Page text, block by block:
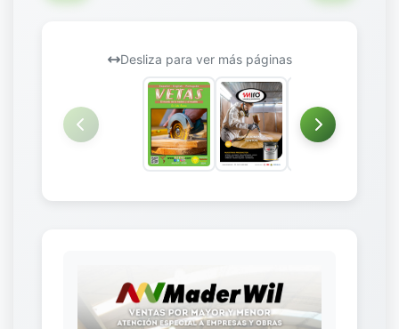
Desliza para ver más páginas